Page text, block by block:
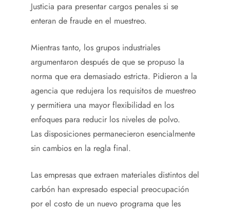
Justicia para presentar cargos penales si se
enteran de fraude en el muestreo.
Mientras tanto, los grupos industriales
argumentaron después de que se propuso la
norma que era demasiado estricta. Pidieron a la
agencia que redujera los requisitos de muestreo
y permitiera una mayor flexibilidad en los
enfoques para reducir los niveles de polvo.
Las disposiciones permanecieron esencialmente
sin cambios en la regla final.
Las empresas que extraen materiales distintos del
carbón han expresado especial preocupación
por el costo de un nuevo programa que les